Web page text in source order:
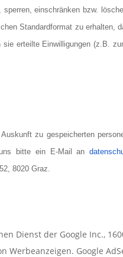
einschränken bzw.
Standardformat zu erhalten,
erteilte Einwilligungen (z.B.
zu gespeicherten
bitte ein E-Mail an
8020 Graz.
Dienst der Google Inc.,
Werbeanzeigen. Google